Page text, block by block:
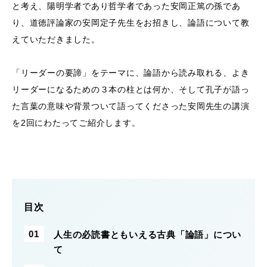
と考え、陽明学者であり哲学者であった安岡正篤の孫であ
り、道徳評論家の安岡定子先生をお招きし、論語について教
えていただきました。
「リーダーの要諦」をテーマに、論語から読み取れる、よき
リーダーになるための３本の柱とは何か、そして孔子が語っ
た言葉の意味や背景ついて語ってくださった安岡先生の講演
を2回にわたってご紹介します。
目次
人生の必読書ともいえる古典「論語」につい
て